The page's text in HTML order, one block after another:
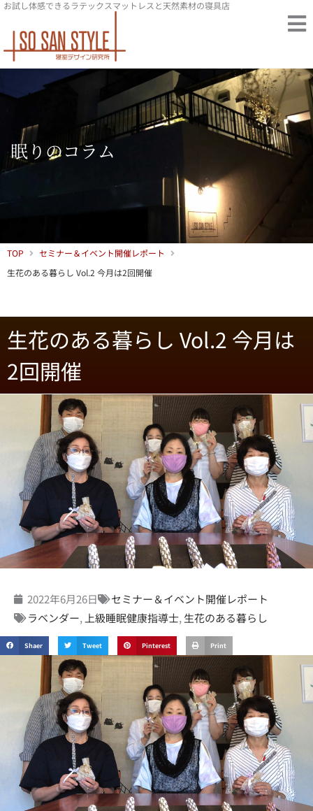
内
を
ス
お試し体感できるラテックスマットレスと天然素材の寝具店
眠りのコラム
TOP
セミナー＆イベント開催レポート
生花のある暮らし Vol.2 今月は2回開催
生花のある暮らし Vol.2 今月は
2回開催
2022年6月26日
セミナー＆イベント開催レポート
ラベンダー, 上級睡眠健康指導士, 生花のある暮らし
Shaer Tweet Pinterest Print